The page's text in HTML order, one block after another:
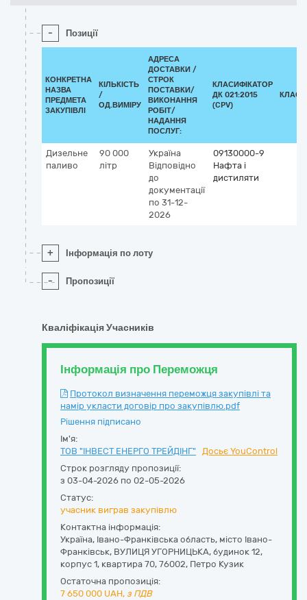
- Позиції
КОНКРЕТНА
НАЗВА
ПРЕДМЕТА
ЗАКУПІВЛІ
КІЛЬКІСТЬ
/
ОД.ВИМІРУ
АДРЕСА
ДОСТАВКИ /
СТРОК
ПОСТАВКИ/
ВИКОНАННЯ
РОБІТ/
НАДАННЯ
ПОСЛУГ:
КЛАСИФІКАТОР
ДК 021:2015
(CPV)
Дизельне
паливо
90 000
літр
Україна
Відповідно
до
документації
по 31-12-
2026
09130000-9
Нафта і
дистиляти
+ Інформація по лоту
- Пропозиції
Кваліфікація Учасників
Інформація про Переможця
Протокол визначення переможця закупівлі та
намір укласти договір про закупівлю.pdf
Рішення підписано
Ім'я:
ТОВ "ІНВЕСТ ЕНЕРГО ТРЕЙДІНГ"
Досьє YouControl
Строк розгляду пропозиції:
з 03-04-2026 по 02-05-2026
Статус:
учасник виграв закупівлю
Контактна інформація:
Україна, Івано-Франківська область, місто Івано-
Франківськ, ВУЛИЦЯ УГОРНИЦЬКА, будинок 12,
корпус 1, квартира 70, 76002, Петро Кузик
Остаточна пропозиція:
7 650 000 UAH, з ПДВ